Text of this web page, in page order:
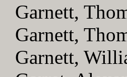
Garnett,
Garnett,
Garnett,